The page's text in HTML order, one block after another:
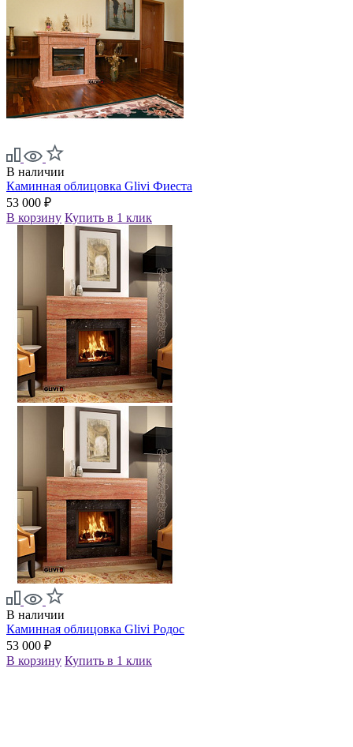
В наличии
Каминная облицовка Glivi Фиеста
53 000 ₽
В корзину Купить в 1 клик
В наличии
Каминная облицовка Glivi Родос
53 000 ₽
В корзину Купить в 1 клик